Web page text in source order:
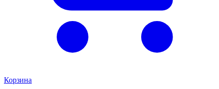
Корзина